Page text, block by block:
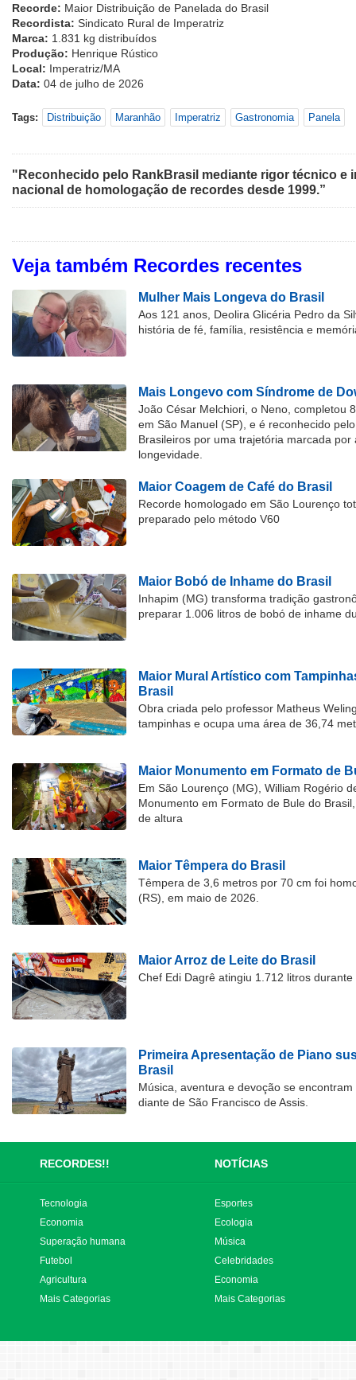
Recorde: Maior Distribuição de Panelada do Brasil
Recordista: Sindicato Rural de Imperatriz
Marca: 1.831 kg distribuídos
Produção: Henrique Rústico
Local: Imperatriz/MA
Data: 04 de julho de 2026
Tags: Distribuição Maranhão Imperatriz Gastronomia Panela
"Reconhecido pelo RankBrasil mediante rigor técnico e
nacional de homologação de recordes desde 1999.”
Veja também Recordes recentes
Mulher Mais Longeva do Brasil
Aos 121 anos, Deolira Glicéria Pedro da
história de fé, família, resistência e
Mais Longevo com Síndrome de
João César Melchiori, o Neno, completou
em São Manuel (SP), e é reconhecido
Brasileiros por uma trajetória marcada por
longevidade.
Maior Coagem de Café do Brasil
Recorde homologado em São Lourenço
preparado pelo método V60
Maior Bobó de Inhame do Brasil
Inhapim (MG) transforma tradição
preparar 1.006 litros de bobó de inhame
Maior Mural Artístico com
Brasil
Obra criada pelo professor Matheus
tampinhas e ocupa uma área de 36,74
Maior Monumento em Formato de
Em São Lourenço (MG), William Rogério
Monumento em Formato de Bule do
de altura
Maior Têmpera do Brasil
Têmpera de 3,6 metros por 70 cm foi
(RS), em maio de 2026.
Maior Arroz de Leite do Brasil
Chef Edi Dagrê atingiu 1.712 litros
Primeira Apresentação de Piano
Brasil
Música, aventura e devoção se
diante de São Francisco de Assis.
RECORDES!! NOTÍCIAS
Tecnologia
Economia
Superação humana
Futebol
Agricultura
Mais Categorias
Esportes
Ecologia
Música
Celebridades
Economia
Mais Categorias